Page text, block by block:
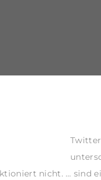
nicht. … sind